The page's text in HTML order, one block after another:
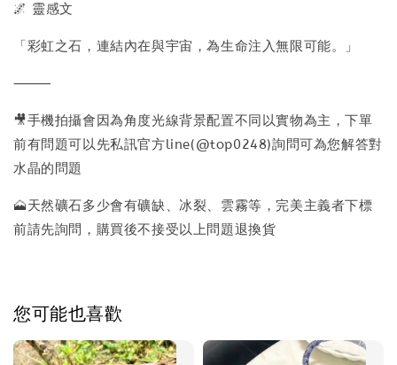
🌌 靈感文
「彩虹之石，連結內在與宇宙，為生命注入無限可能。」
⸻
🎥手機拍攝會因為角度光線背景配置不同以實物為主，下單
前有問題可以先私訊官方line(@top0248)詢問可為您解答對
水晶的問題
🗻天然礦石多少會有礦缺、冰裂、雲霧等，完美主義者下標
前請先詢問，購買後不接受以上問題退換貨
您可能也喜歡